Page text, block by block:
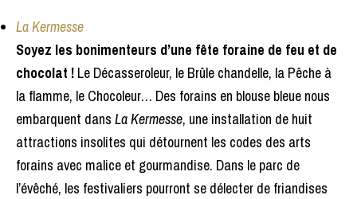
La Kermesse
Soyez les bonimenteurs d’une fête foraine de feu et de
chocolat ! Le Décasseroleur, le Brûle chandelle, la Pêche à
la flamme, le Chocoleur… Des forains en blouse bleue nous
embarquent dans La Kermesse, une installation de huit
attractions insolites qui détournent les codes des arts
forains avec malice et gourmandise. Dans le parc de
l’évêché, les festivaliers pourront se délecter de friandises